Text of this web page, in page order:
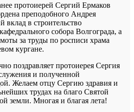
протоиерей Сергий Ермаков
преподобного Андрея
вклад в строительство
собора Волгограда, а
за труды по росписи храма
кургане.
поздравляет протоиерея Сергия
и полученной
Желаем отцу Сергию здравия и
трудах на благо Святой
земли. Многая и благая лета!